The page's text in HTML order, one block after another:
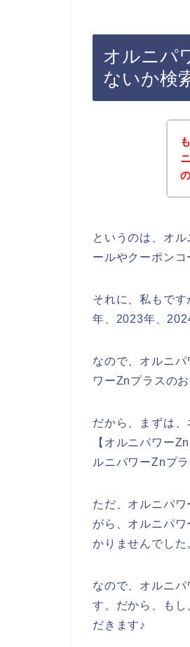
オルニパ
ないか検
というのは、オ
ールやクーポン
それに、私もで
年、2023年、
なので、オルニ
ワーZnプラスの
だから、まずは
【オルニパワー
ルニパワーZnプ
ただ、オルニパ
がら、オルニパ
かりませんでした
なので、オルニ
す。だから、も
だきます♪